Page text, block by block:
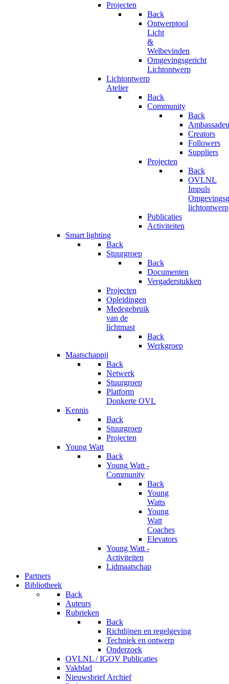
Projecten
Back
Ontwerptool
Licht
&
Welbevinden
Omgevingsgericht
Lichtontwerp
Lichtontwerp
Atelier
Back
Community
Back
Creators
Followers
Suppliers
Projecten
Back
OVLNL
Impuls
lichtontwerp
Publicaties
Activiteiten
Smart lighting
Back
Stuurgroep
Back
Documenten
Vergaderstukken
Projecten
Opleidingen
Medegebruik
van de
lichtmast
Back
Werkgroep
Maatschappij
Back
Netwerk
Stuurgroep
Platform
Donkerte OVL
Kennis
Back
Stuurgroep
Projecten
Young Watt
Back
Young Watt -
Community
Back
Young
Watts
Young
Watt
Coaches
Elevators
Young Watt -
Activiteiten
Lidmaatschap
Partners
Bibliotheek
Back
Auteurs
Rubrieken
Back
Richtlijnen en regelgeving
Techniek en ontwerp
Onderzoek
OVLNL / IGOV Publicaties
Vakblad
Nieuwsbrief Archief